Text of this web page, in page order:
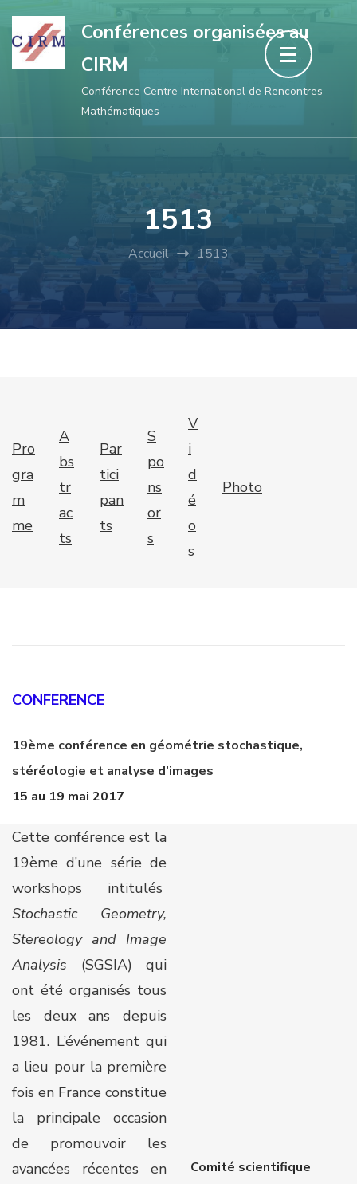
Aller
au
contenu
Conférences organisées au
CIRM
Conférence Centre International de Rencontres
Mathématiques
1513
Accueil 1513
Pro
gra
m
me
A
bs
tr
ac
ts
Par
tici
pan
ts
S
po
ns
or
s
V
i
d
é
o
s
Photo
CONFERENCE
19ème conférence en géométrie stochastique,
stéréologie et analyse d’images
15 au 19 mai 2017
Cette conférence est la
19ème d’une série de
workshops intitulés
Stochastic Geometry,
Stereology and Image
Analysis (SGSIA) qui
ont été organisés tous
les deux ans depuis
1981. L’événement qui
a lieu pour la première
fois en France constitue
la principale occasion
de promouvoir les
avancées récentes en
Comité scientifique